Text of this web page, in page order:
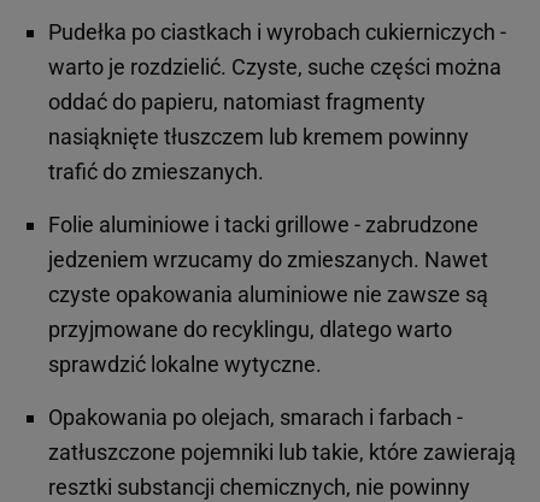
Pudełka po ciastkach i wyrobach cukierniczych -
warto je rozdzielić. Czyste, suche części można
oddać do papieru, natomiast fragmenty
nasiąknięte tłuszczem lub kremem powinny
trafić do zmieszanych.
Folie aluminiowe i tacki grillowe - zabrudzone
jedzeniem wrzucamy do zmieszanych. Nawet
czyste opakowania aluminiowe nie zawsze są
przyjmowane do recyklingu, dlatego warto
sprawdzić lokalne wytyczne.
Opakowania po olejach, smarach i farbach -
zatłuszczone pojemniki lub takie, które zawierają
resztki substancji chemicznych, nie powinny